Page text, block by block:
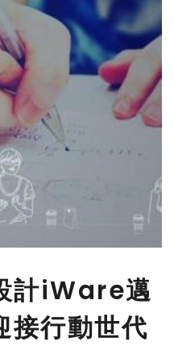
計iWare邁
接行動世代